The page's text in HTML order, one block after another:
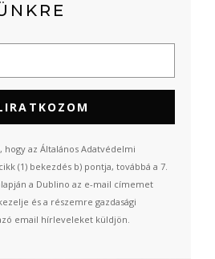
hogy az Általános Adatvédelmi
(1) bekezdés b) pontja, továbbá a 7.
a Dublino az e-mail címemet
és a részemre gazdasági
email hírleveleket küldjön.